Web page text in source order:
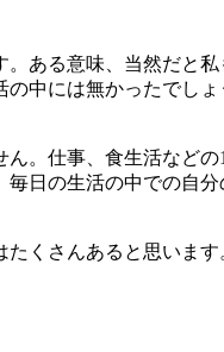
ある意味、当然だと
中には無かったでし
。仕事、食生活など
日の生活の中での自
くさんあると思いま